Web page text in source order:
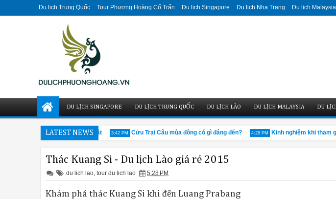
Du lịch Trung Quốc Tour Phượng Hoàng Cổ Trấn Du lịch Singapore Du lịch Nha Trang Du lịch Malaysia
DU LỊCH SINGAPORE DU LỊCH TRUNG QUỐC DU LỊCH LÀO DU LỊCH MALAYSIA DU
LATEST NEWS
Cáp Nhĩ Tân ấn tượng, nổi bật 3:42 PM Cửu Trại Câu mùa đông có gì đáng đến? 4:28 PM Kinh nghiệm khi tham gia
Thác Kuang Si - Du lịch Lào giá rẻ 2015
du lich lao, tour du lich lao 5:28 PM
Khám phá thác Kuang Si khi đến Luang Prabang